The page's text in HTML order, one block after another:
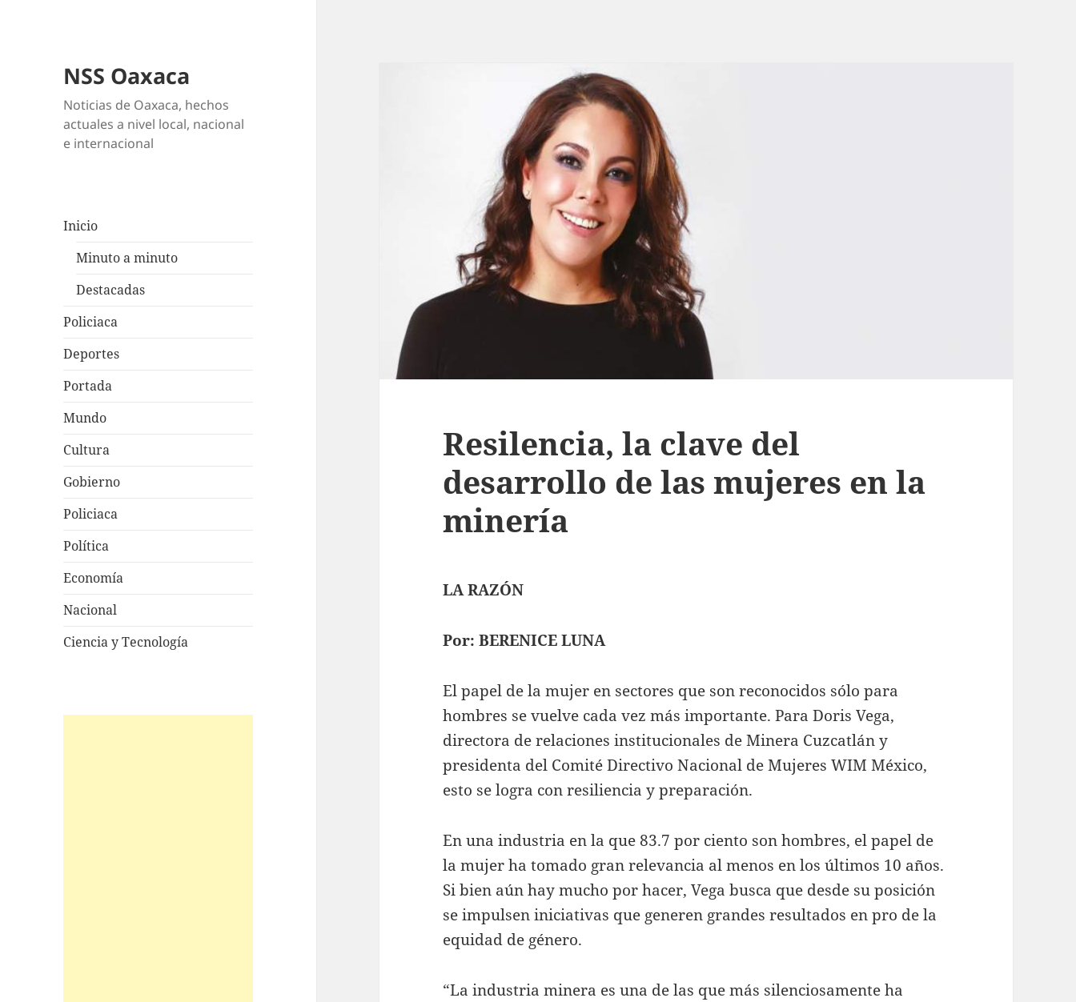
NSS Oaxaca
Noticias de Oaxaca, hechos
actuales a nivel local, nacional
e internacional
Inicio
Minuto a minuto
Destacadas
Policiaca
Deportes
Portada
Mundo
Cultura
Gobierno
Policiaca
Política
Economía
Nacional
Ciencia y Tecnología
Resilencia, la clave del
desarrollo de las mujeres en la
minería
LA RAZÓN
Por: BERENICE LUNA
El papel de la mujer en sectores que son reconocidos sólo para
hombres se vuelve cada vez más importante. Para Doris Vega,
directora de relaciones institucionales de Minera Cuzcatlán y
presidenta del Comité Directivo Nacional de Mujeres WIM México,
esto se logra con resiliencia y preparación.
En una industria en la que 83.7 por ciento son hombres, el papel de
la mujer ha tomado gran relevancia al menos en los últimos 10 años.
Si bien aún hay mucho por hacer, Vega busca que desde su posición
se impulsen iniciativas que generen grandes resultados en pro de la
equidad de género.
“La industria minera es una de las que más silenciosamente ha